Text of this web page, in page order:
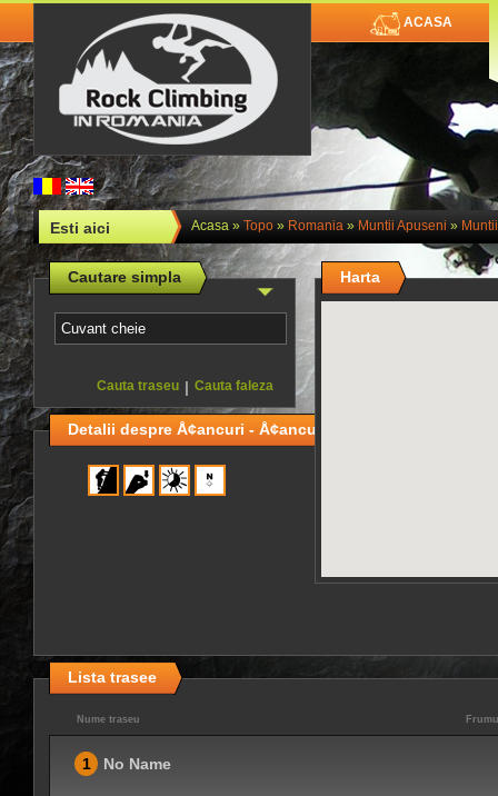
ACASA
Esti aici Acasa» Topo» Romania» Muntii Apuseni »
Cautare simpla
Cauta faleza
|
Cauta traseu
Harta
Detalii despre Å¢ancuri - Å¢ancul GeamÄƒn Drept
Lista trasee
Nume traseu
1 No Name